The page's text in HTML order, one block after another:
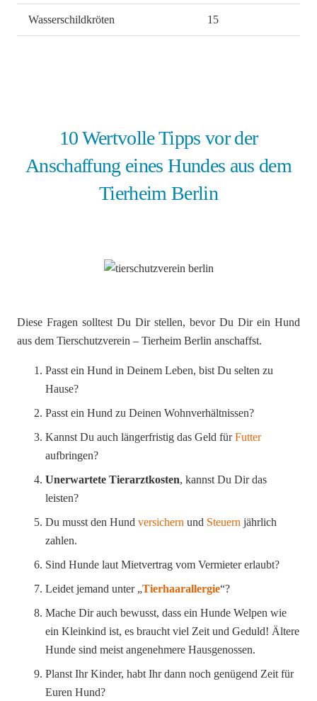
Wasserschildkröten 15
10 Wertvolle Tipps vor der
Anschaffung eines Hundes aus dem
Tierheim Berlin
Diese Fragen solltest Du Dir stellen, bevor Du Dir ein Hund
aus dem Tierschutzverein – Tierheim Berlin anschaffst.
Passt ein Hund in Deinem Leben, bist Du selten zu
Hause?
Passt ein Hund zu Deinen Wohnverhältnissen?
Kannst Du auch längerfristig das Geld fürFutter
aufbringen?
Unerwartete Tierarztkosten, kannst Du Dir das
leisten?
Du musst den Hund versichern und Steuern jährlich
zahlen.
Sind Hunde laut Mietvertrag vom Vermieter erlaubt?
Leidet jemand unter „Tierhaarallergie“?
Mache Dir auch bewusst, dass ein Hunde Welpen wie
ein Kleinkind ist, es braucht viel Zeit und Geduld! Ältere
Hunde sind meist angenehmere Hausgenossen.
Planst Ihr Kinder, habt Ihr dann noch genügend Zeit für
Euren Hund?